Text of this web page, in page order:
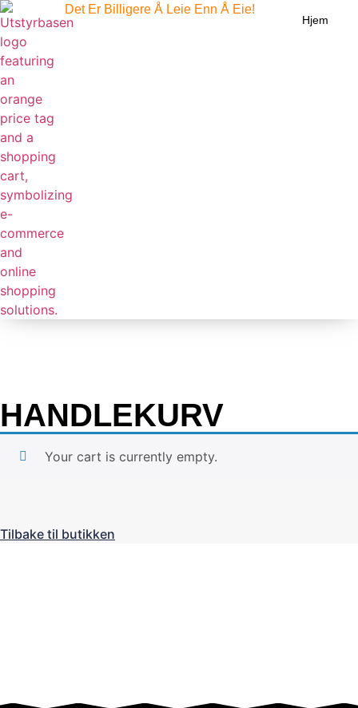
Det Er Billigere Å Leie Enn Å Eie!
Hjem
HANDLEKURV
Your cart is currently empty.
Tilbake til butikken